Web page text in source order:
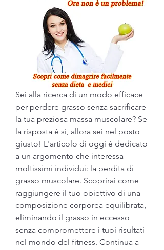
Sei alla ricerca di un modo efficace
per perdere grasso senza sacrificare
la tua preziosa massa muscolare? Se
la risposta è sì, allora sei nel posto
giusto! L'articolo di oggi è dedicato
a un argomento che interessa
moltissimi individui: la perdita di
grasso muscolare. Scoprirai come
raggiungere il tuo obiettivo di una
composizione corporea equilibrata,
eliminando il grasso in eccesso
senza compromettere i tuoi risultati
nel mondo del fitness. Continua a